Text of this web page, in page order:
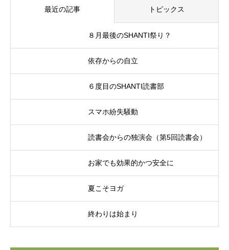
最近の記事 トピックス
８月最後のSHANTI祭り？
依存からの自立
６度目のSHANTI読書部
スマホ紛失騒動
読書会からの独演会（第5回読書会）
お家でも効果的かつ安全に
夏こそヨガ
終わりは始まり